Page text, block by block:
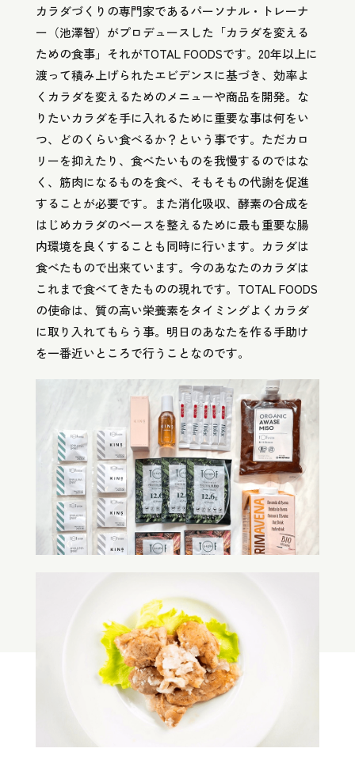
カラダづくりの専門家であるパーソナル・トレーナ
ー（池澤智）がプロデュースした「カラダを変える
ための食事」それがTOTAL FOODSです。20年以上に
渡って積み上げられたエビデンスに基づき、効率よ
くカラダを変えるためのメニューや商品を開発。な
りたいカラダを手に入れるために重要な事は何をい
つ、どのくらい食べるか？という事です。ただカロ
リーを抑えたり、食べたいものを我慢するのではな
く、筋肉になるものを食べ、そもそもの代謝を促進
することが必要です。また消化吸収、酵素の合成を
はじめカラダのベースを整えるために最も重要な腸
内環境を良くすることも同時に行います。カラダは
食べたもので出来ています。今のあなたのカラダは
これまで食べてきたものの現れです。TOTAL FOODS
の使命は、質の高い栄養素をタイミングよくカラダ
に取り入れてもらう事。明日のあなたを作る手助け
を一番近いところで行うことなのです。